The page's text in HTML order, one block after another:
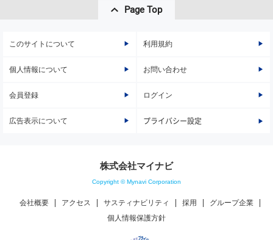
Page Top
このサイトについて 利用規約
個人情報について お問い合わせ
会員登録 ログイン
広告表示について プライバシー設定
株式会社マイナビ
Copyright © Mynavi Corporation
会社概要 アクセス サスティナビリティ 採用
グループ企業
個人情報保護方針